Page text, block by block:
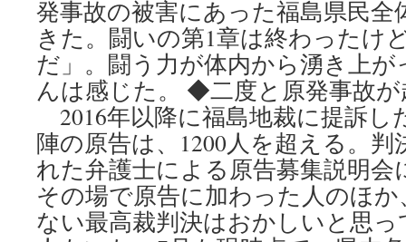
発事故の被害にあった福島県民
きた。闘いの第1章は終わったけ
だ」。闘う力が体内から湧き上
んは感じた。 ◆二度と原発事故
2016年以降に福島地裁に提訴し
陣の原告は、1200人を超える。
れた弁護士による原告募集説明会
その場で原告に加わった人のほ
ない最高裁判決はおかしいと思